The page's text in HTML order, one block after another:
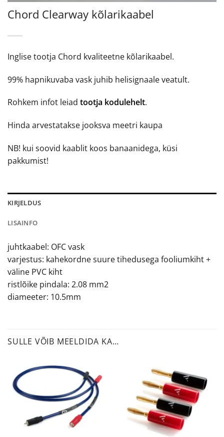
Chord Clearway kõlarikaabel
Inglise tootja Chord kvaliteetne kõlarikaabel.
99% hapnikuvaba vask juhib helisignaale veatult.
Rohkem infot leiad tootja kodulehelt.
Hinda arvestatakse jooksva meetri kaupa
NB! kui soovid kaablit koos banaanidega, küsi
pakkumist!
KIRJELDUS
LISAINFO
juhtkaabel: OFC vask
varjestus: kahekordne suure tihedusega fooliumkiht +
väline PVC kiht
ristlõike pindala: 2.08 mm2
diameeter: 10.5mm
SULLE VÕIB MEELDIDA KA…